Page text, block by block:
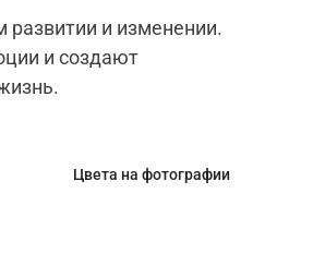
развитии и изменении.
и создают
Цвета на фотографии